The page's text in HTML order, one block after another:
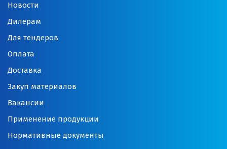
Новости
Дилерам
Для тендеров
Оплата
Доставка
Закуп материалов
Вакансии
Применение продукции
Нормативные документы